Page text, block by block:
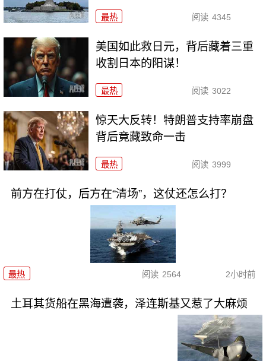
最热 阅读 4345
美国如此救日元，背后藏着三重
收割日本的阳谋！
最热 阅读 3022
惊天大反转！特朗普支持率崩盘
背后竟藏致命一击
最热 阅读 3999
前方在打仗，后方在“清场”，这仗还怎么打？
最热 阅读 2564 2小时前
土耳其货船在黑海遭袭，泽连斯基又惹了大麻烦